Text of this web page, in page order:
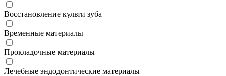
Восстановление культи зуба
Временные материалы
Прокладочные материалы
Лечебные эндодонтические материалы